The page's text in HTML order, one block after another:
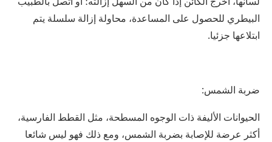
البيطري للحصول على المساعدة، محاولة إزالة سلسلة يتم
ابتلاعها جزئيا.
ضربة الشمس:
الحيوانات الأليفة ذات الوجوه المسطحة، مثل القطط الفارسية،
أكثر عرضة للإصابة بضربة الشمس، ومع ذلك فهو ليس شائعا